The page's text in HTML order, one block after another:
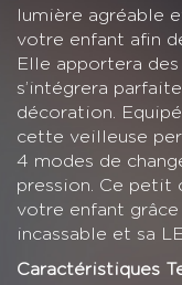
lumière agréable
votre enfant afin
Elle apportera
s’intégrera
décoration.
cette veilleuse
4 modes de
pression. Ce petit
votre enfant
incassable et sa
Caractéristiques